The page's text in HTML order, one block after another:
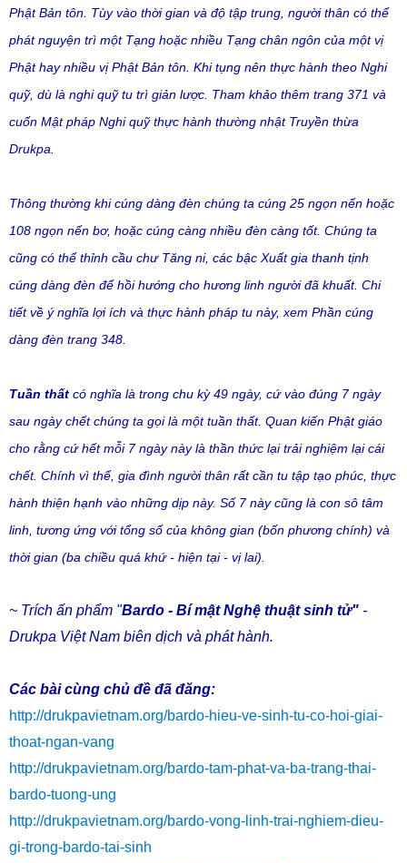
Phật Bản tôn. Tùy vào thời gian và độ tập trung, người thân có thể
phát nguyện trì một Tạng hoặc nhiều Tạng chân ngôn của một vị
Phật hay nhiều vị Phật Bản tôn. Khi tụng nên thực hành theo Nghi
quỹ, dù là nghi quỹ tu trì giản lược. Tham khảo thêm trang 371 và
cuốn Mật pháp Nghi quỹ thực hành thường nhật Truyền thừa
Drukpa.
Thông thường khi cúng dàng đèn chúng ta cúng 25 ngọn nến hoặc
108 ngọn nến bơ, hoặc cúng càng nhiều đèn càng tốt. Chúng ta
cũng có thể thỉnh cầu chư Tăng ni, các bậc Xuất gia thanh tịnh
cúng dàng đèn để hồi hướng cho hương linh người đã khuất. Chi
tiết về ý nghĩa lợi ích và thực hành pháp tu này, xem Phần cúng
dàng đèn trang 348.
Tuần thất có nghĩa là trong chu kỳ 49 ngày, cứ vào đúng 7 ngày
sau ngày chết chúng ta gọi là một tuần thất. Quan kiến Phật giáo
cho rằng cứ hết mỗi 7 ngày này là thần thức lại trải nghiệm lại cái
chết. Chính vì thế, gia đình người thân rất cần tu tập tạo phúc, thực
hành thiện hạnh vào những dịp này. Số 7 này cũng là con sô tâm
linh, tương ứng với tổng số của không gian (bốn phương chính) và
thời gian (ba chiều quá khứ - hiện tại - vị lai).
~ Trích ấn phẩm "Bardo - Bí mật Nghệ thuật sinh tử" -
Drukpa Việt Nam biên dịch và phát hành.
Các bài cùng chủ đề đã đăng:
http://drukpavietnam.org/bardo-hieu-ve-sinh-tu-co-hoi-giai-
thoat-ngan-vang
http://drukpavietnam.org/bardo-tam-phat-va-ba-trang-thai-
bardo-tuong-ung
http://drukpavietnam.org/bardo-vong-linh-trai-nghiem-dieu-
gi-trong-bardo-tai-sinh